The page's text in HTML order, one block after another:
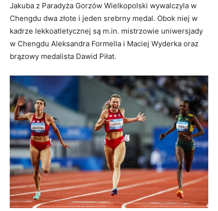
Jakuba z Paradyża Gorzów Wielkopolski wywalczyla w
Chengdu dwa złote i jeden srebrny medal. Obok niej w
kadrze lekkoatletycznej są m.in. mistrzowie uniwersjady
w Chengdu Aleksandra Formella i Maciej Wyderka oraz
brązowy medalista Dawid Piłat.